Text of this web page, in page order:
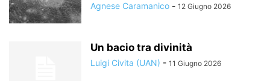
Agnese Caramanico - 12 Giugno 2026
Un bacio tra divinità
Luigi Civita (UAN) - 11 Giugno 2026